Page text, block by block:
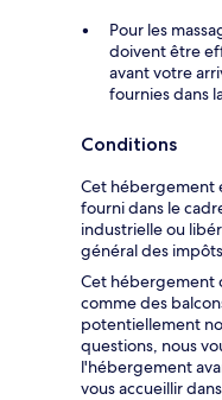
Pour les
doivent être
avant votre
fournies dans
Conditions
Cet hébergement
fourni dans le
industrielle ou
général des impôts
Cet hébergement
comme des
potentiellement
questions, nous
l'hébergement
vous accueillir